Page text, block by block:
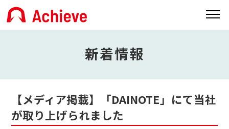
新着情報
【メディア掲載】「DAINOTE」にて当社
が取り上げられました